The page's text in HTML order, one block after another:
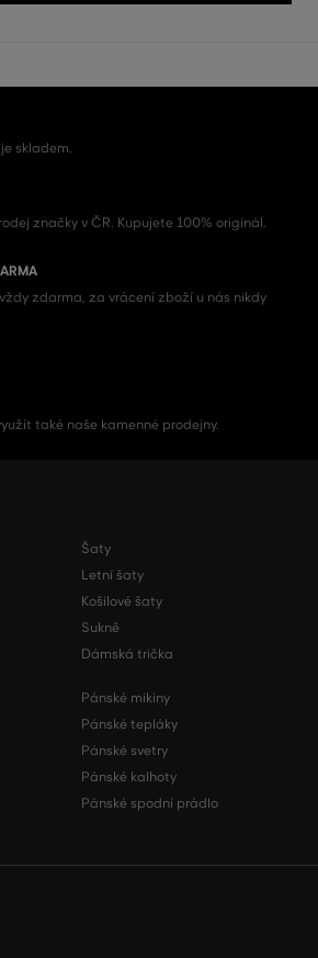
skladem.
značky v ČR. Kupujete 100% originál.
zdarma, za vrácení zboží u nás nikdy
také naše kamenné prodejny.
Šaty
Letní šaty
Košilové šaty
Sukně
Dámská trička
Pánské mikiny
Pánské tepláky
Pánské svetry
Pánské kalhoty
Pánské spodní prádlo
s. r. o.